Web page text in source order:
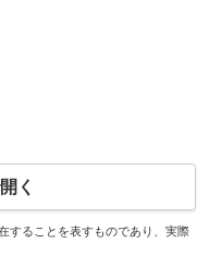
く
することを表すものであり、実際